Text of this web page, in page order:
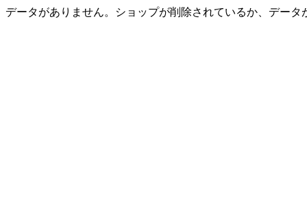
データがありません。ショップが削除されているか、データ